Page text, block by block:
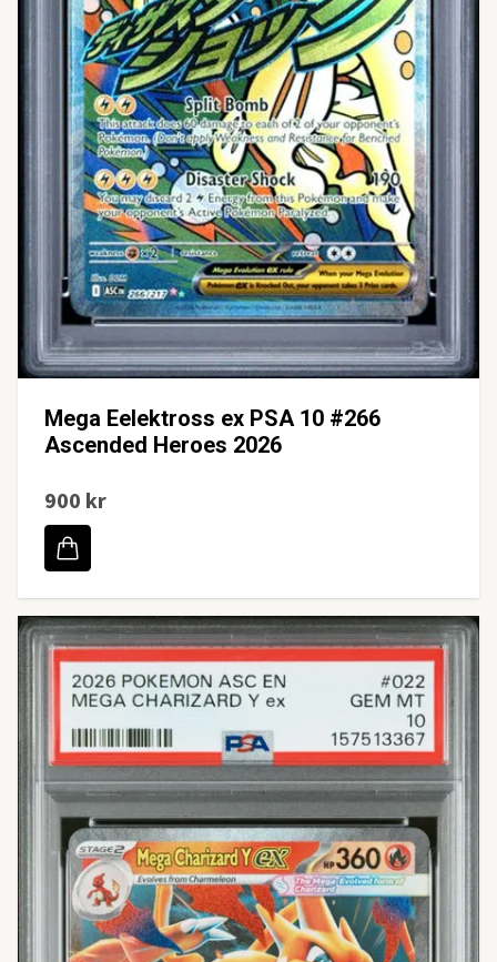
Mega Eelektross ex PSA 10 #266
Ascended Heroes 2026
900 kr